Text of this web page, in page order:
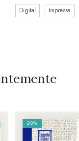
Digital Impressa
20%